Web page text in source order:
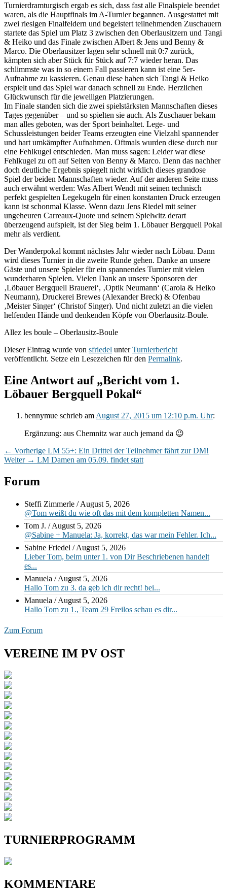
Turnierdramturgisch ergab es sich, dass fast alle Finalspiele beendet
waren, als die Hauptfinals im A-Turnier begannen. Ausgestattet mit
zwei riesigen Finalfeldern und begeistert teilnehmenden Zuschauern
startete das Spiel um Platz 3 zwischen den Oberlausitzern und Tangi
& Heiko und das Finale zwischen Albert & Jens und Benny &
Marco. Die Oberlausitzer lagen sehr schnell mit 0:7 zurück,
kämpten sich aber Stück für Stück auf 7:7 wieder heran. Das
schlimmste was in so einem Fall passieren kann ist eine 5er-
Aufnahme zu kassieren. Genau diese haben sich Tangi & Heiko
erspielt und das Spiel war danach schnell zu Ende. Herzlichen
Glückwunsch für die jeweiligen Platzierungen.
Im Finale standen sich die zwei spielstärksten Mannschaften dieses
Tages gegenüber – und so spielten sie auch. Als Zuschauer bekam
man alles geboten, was der Sport beinhaltet. Lege- und
Schussleistungen beider Teams erzeugten eine Vielzahl spannender
und hart umkämpfter Aufnahmen. Oftmals wurden diese durch nur
eine Fehlkugel entschieden. Man muss sagen: Leider war diese
Fehlkugel zu oft auf Seiten von Benny & Marco. Denn das nachher
doch deutliche Ergebnis spiegelt nicht wirklich dieses grandose
Spiel der beiden Mannschaften wieder. Auf der anderen Seite muss
auch erwähnt werden: Was Albert Wendt mit seinen technisch
perfekt gespielten Legekugeln für einen konstanten Druck erzeugen
kann ist schonmal Klasse. Wenn dazu Jens Riedel mit seiner
ungeheuren Carreaux-Quote und seinem Spielwitz derart
überzeugend aufspielt, ist der Sieg beim 1. Löbauer Bergquell Pokal
mehr als verdient.
Der Wanderpokal kommt nächstes Jahr wieder nach Löbau. Dann
wird dieses Turnier in die zweite Runde gehen. Danke an unsere
Gäste und unsere Spieler für ein spannendes Turnier mit vielen
wunderbaren Spielen. Vielen Dank an unsere Sponsoren der
‚Löbauer Bergquell Brauerei‘, ‚Optik Neumann‘ (Carola & Heiko
Neumann), Druckerei Brewes (Alexander Breck) & Ofenbau
‚Meister Singer‘ (Christof Singer). Und nicht zuletzt an die vielen
helfenden Hände und denkenden Köpfe von Oberlausitz-Boule.
Allez les boule – Oberlausitz-Boule
Dieser Eintrag wurde von sfriedel unterTurnierbericht
veröffentlicht. Setze ein Lesezeichen für den Permalink.
Eine Antwort auf „Bericht vom 1.
Löbauer Bergquell Pokal“
bennymue schrieb am August 27, 2015 um 12:10 p.m. Uhr:
Ergänzung: aus Chemnitz war auch jemand da 😉
Beitragsnavigation
← Vorherige Vorheriger
Beitrag:
LM 55+: Ein Drittel der Teilnehmer fährt zur DM!
Weiter → Nächster
LM Damen am 05.09. findet statt
Primärer
Widgetbereich
Forum
Steffi Zimmerle /August 5, 2026
@Tom weißt du wie oft das mit dem kompletten Namen...
Tom J. /August 5, 2026
@Sabine + Manuela: Ja, korrekt, das war mein Fehler. Ich...
Sabine Friedel /August 5, 2026
Lieber Tom, beim unter 1. von Dir Beschriebenen handelt
es...
Manuela /August 5, 2026
Hallo Tom zu 3. da geb ich dir recht! bei...
Manuela /August 5, 2026
Hallo Tom zu 1., Team 29 Freilos schau es dir...
Zum Forum
VEREINE IM PV OST
TURNIERPROGRAMM
KOMMENTARE